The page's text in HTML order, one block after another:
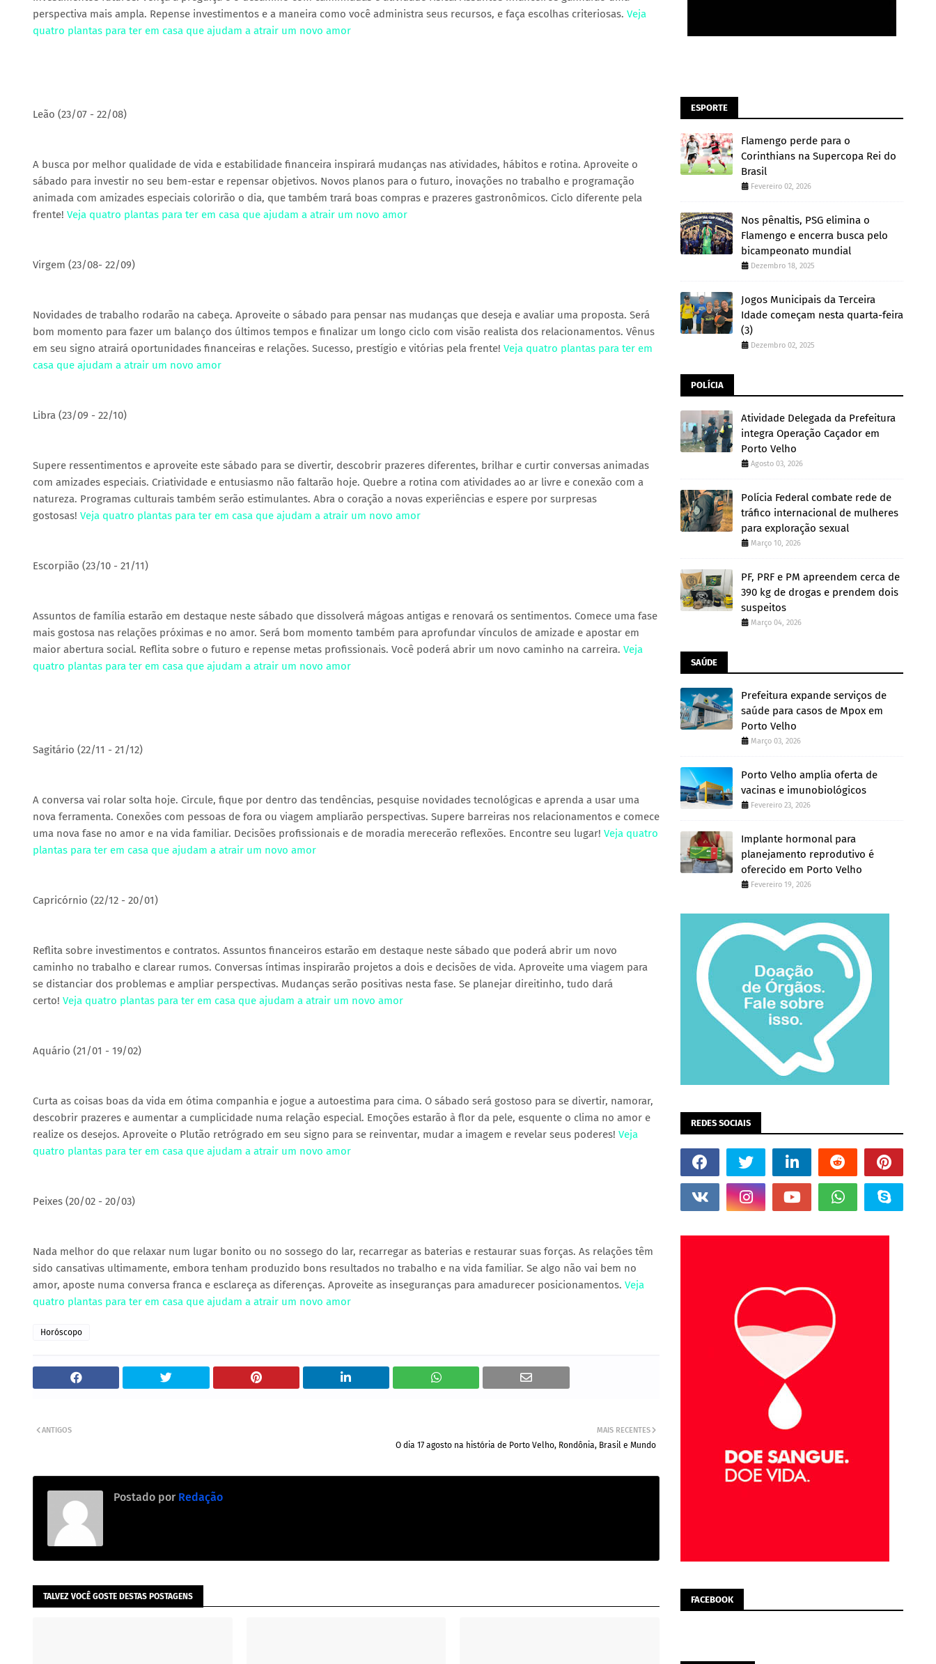
perspectiva mais ampla. Repense investimentos e a maneira como você administra seus recursos, e faça escolhas criteriosas. Veja
quatro plantas para ter em casa que ajudam a atrair um novo amor
Leão (23/07 - 22/08)
A busca por melhor qualidade de vida e estabilidade financeira inspirará mudanças nas atividades, hábitos e rotina. Aproveite o
sábado para investir no seu bem-estar e repensar objetivos. Novos planos para o futuro, inovações no trabalho e programação
animada com amizades especiais colorirão o dia, que também trará boas compras e prazeres gastronômicos. Ciclo diferente pela
frente! Veja quatro plantas para ter em casa que ajudam a atrair um novo amor
Virgem (23/08- 22/09)
Novidades de trabalho rodarão na cabeça. Aproveite o sábado para pensar nas mudanças que deseja e avaliar uma proposta. Será
bom momento para fazer um balanço dos últimos tempos e finalizar um longo ciclo com visão realista dos relacionamentos. Vênus
em seu signo atrairá oportunidades financeiras e relações. Sucesso, prestígio e vitórias pela frente! Veja quatro plantas para ter em
casa que ajudam a atrair um novo amor
Libra (23/09 - 22/10)
Supere ressentimentos e aproveite este sábado para se divertir, descobrir prazeres diferentes, brilhar e curtir conversas animadas
com amizades especiais. Criatividade e entusiasmo não faltarão hoje. Quebre a rotina com atividades ao ar livre e conexão com a
natureza. Programas culturais também serão estimulantes. Abra o coração a novas experiências e espere por surpresas
gostosas! Veja quatro plantas para ter em casa que ajudam a atrair um novo amor
Escorpião (23/10 - 21/11)
Assuntos de família estarão em destaque neste sábado que dissolverá mágoas antigas e renovará os sentimentos. Comece uma fase
mais gostosa nas relações próximas e no amor. Será bom momento também para aprofundar vínculos de amizade e apostar em
maior abertura social. Reflita sobre o futuro e repense metas profissionais. Você poderá abrir um novo caminho na carreira. Veja
quatro plantas para ter em casa que ajudam a atrair um novo amor
Sagitário (22/11 - 21/12)
A conversa vai rolar solta hoje. Circule, fique por dentro das tendências, pesquise novidades tecnológicas e aprenda a usar uma
nova ferramenta. Conexões com pessoas de fora ou viagem ampliarão perspectivas. Supere barreiras nos relacionamentos e comece
uma nova fase no amor e na vida familiar. Decisões profissionais e de moradia merecerão reflexões. Encontre seu lugar! Veja quatro
plantas para ter em casa que ajudam a atrair um novo amor
Capricórnio (22/12 - 20/01)
Reflita sobre investimentos e contratos. Assuntos financeiros estarão em destaque neste sábado que poderá abrir um novo
caminho no trabalho e clarear rumos. Conversas íntimas inspirarão projetos a dois e decisões de vida. Aproveite uma viagem para
se distanciar dos problemas e ampliar perspectivas. Mudanças serão positivas nesta fase. Se planejar direitinho, tudo dará
certo! Veja quatro plantas para ter em casa que ajudam a atrair um novo amor
Aquário (21/01 - 19/02)
Curta as coisas boas da vida em ótima companhia e jogue a autoestima para cima. O sábado será gostoso para se divertir, namorar,
descobrir prazeres e aumentar a cumplicidade numa relação especial. Emoções estarão à flor da pele, esquente o clima no amor e
realize os desejos. Aproveite o Plutão retrógrado em seu signo para se reinventar, mudar a imagem e revelar seus poderes! Veja
quatro plantas para ter em casa que ajudam a atrair um novo amor
Peixes (20/02 - 20/03)
Nada melhor do que relaxar num lugar bonito ou no sossego do lar, recarregar as baterias e restaurar suas forças. As relações têm
sido cansativas ultimamente, embora tenham produzido bons resultados no trabalho e na vida familiar. Se algo não vai bem no
amor, aposte numa conversa franca e esclareça as diferenças. Aproveite as inseguranças para amadurecer posicionamentos. Veja
quatro plantas para ter em casa que ajudam a atrair um novo amor
Horóscopo
MAIS RECENTES
O dia 17 agosto na história de Porto Velho, Rondônia, Brasil e Mundo
ANTIGOS
Postado por Redação
TALVEZ VOCÊ GOSTE DESTAS POSTAGENS
ESPORTE
Flamengo perde para o
Corinthians na Supercopa Rei do
Brasil
Fevereiro 02, 2026
Nos pênaltis, PSG elimina o
Flamengo e encerra busca pelo
bicampeonato mundial
Dezembro 18, 2025
Jogos Municipais da Terceira
Idade começam nesta quarta-feira
(3)
Dezembro 02, 2025
POLÍCIA
Atividade Delegada da Prefeitura
integra Operação Caçador em
Porto Velho
Agosto 03, 2026
Polícia Federal combate rede de
tráfico internacional de mulheres
para exploração sexual
Março 10, 2026
PF, PRF e PM apreendem cerca de
390 kg de drogas e prendem dois
suspeitos
Março 04, 2026
SAÚDE
Prefeitura expande serviços de
saúde para casos de Mpox em
Porto Velho
Março 03, 2026
Porto Velho amplia oferta de
vacinas e imunobiológicos
Fevereiro 23, 2026
Implante hormonal para
planejamento reprodutivo é
oferecido em Porto Velho
Fevereiro 19, 2026
REDES SOCIAIS
FACEBOOK